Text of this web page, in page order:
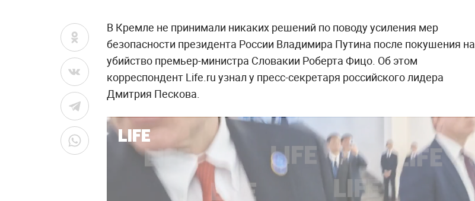
В Кремле не принимали никаких решений по поводу усиления мер
безопасности президента России Владимира Путина после покушения на
убийство премьер-министра Словакии Роберта Фицо. Об этом
корреспондент Life.ru узнал у пресс-секретаря российского лидера
Дмитрия Пескова.